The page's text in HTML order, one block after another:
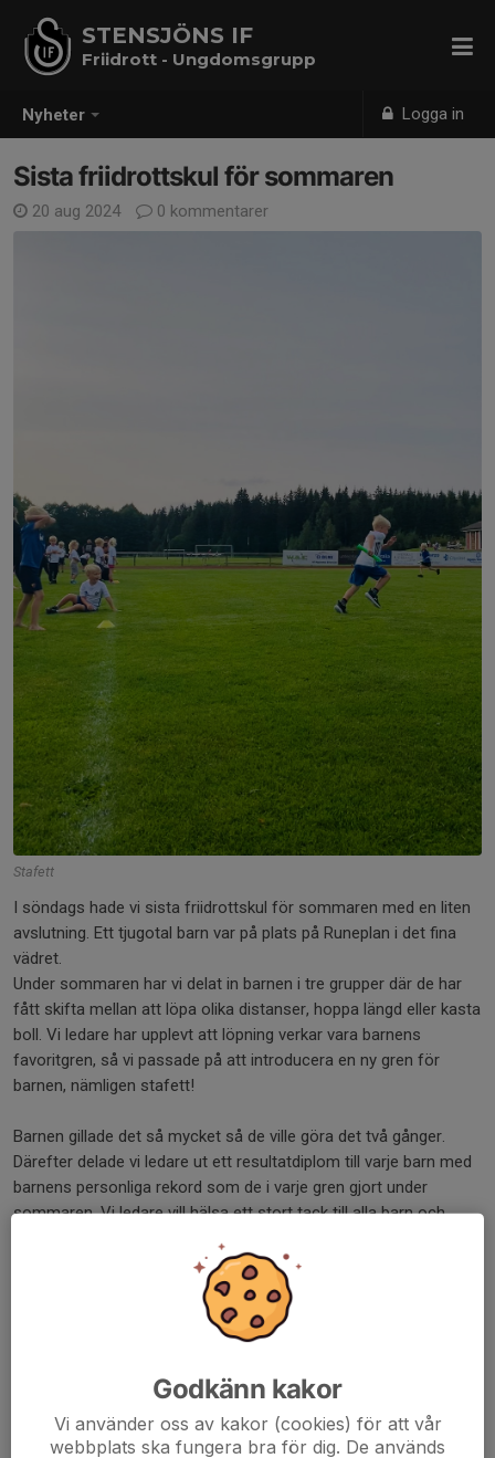
Nyheter Logga in
STENSJÖNS IF
Friidrott - Ungdomsgrupp
Sista friidrottskul för sommaren
20 aug 2024 0 kommentarer
Stafett
I söndags hade vi sista friidrottskul för sommaren med en liten
avslutning. Ett tjugotal barn var på plats på Runeplan i det fina
vädret.
Under sommaren har vi delat in barnen i tre grupper där de har
fått skifta mellan att löpa olika distanser, hoppa längd eller kasta
boll. Vi ledare har upplevt att löpning verkar vara barnens
favoritgren, så vi passade på att introducera en ny gren för
barnen, nämligen stafett!
Barnen gillade det så mycket så de ville göra det två gånger.
Därefter delade vi ledare ut ett resultatdiplom till varje barn med
barnens personliga rekord som de i varje gren gjort under
sommaren. Vi ledare vill hälsa ett stort tack till alla barn och
Godkänn kakor
Vi använder oss av kakor (cookies) för att vår
webbplats ska fungera bra för dig. De används